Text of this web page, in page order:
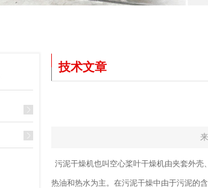
技术文章
污泥干燥机也叫空心桨叶干燥机由夹套外
热油和热水为主。在污泥干燥中由于污泥的